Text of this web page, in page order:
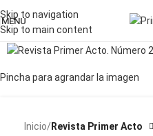
Skip to navigation
Skip to main content
MENU
Pincha para agrandar la imagen
Inicio Revista Primer Acto